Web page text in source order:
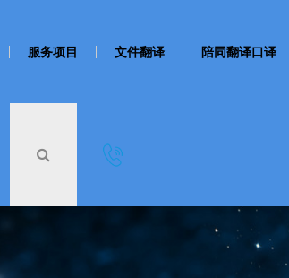
服务项目 文件翻译 陪同翻译口译